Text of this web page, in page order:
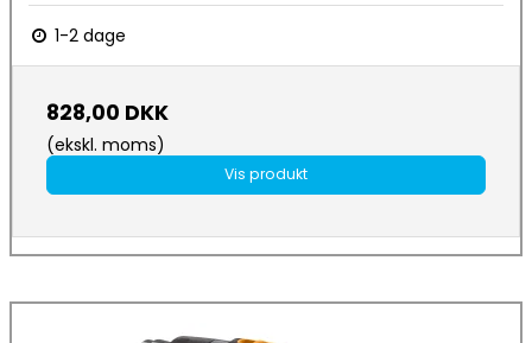
1-2 dage
828,00 DKK
(ekskl. moms)
Vis produkt